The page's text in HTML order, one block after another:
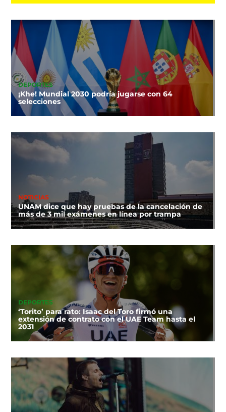
DEPORTES
¡Khe! Mundial 2030 podría jugarse con 64
selecciones
NOTICIAS
UNAM dice que hay pruebas de la cancelación de
más de 3 mil exámenes en línea por trampa
DEPORTES
‘Torito’ para rato: Isaac del Toro firmó una
extensión de contrato con el UAE Team hasta el
2031